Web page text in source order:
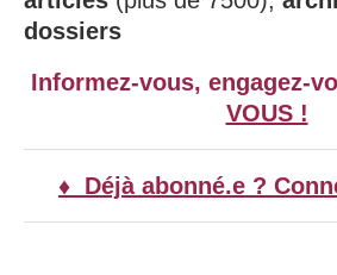
dossiers
Informez-vous, engagez-
VOUS !
♦ Déjà abonné.e ?